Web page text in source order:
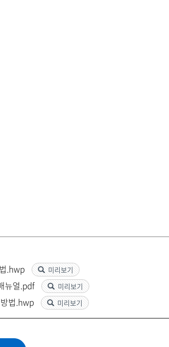
.hwp 미리보기
뉴얼.pdf 미리보기
법.hwp 미리보기